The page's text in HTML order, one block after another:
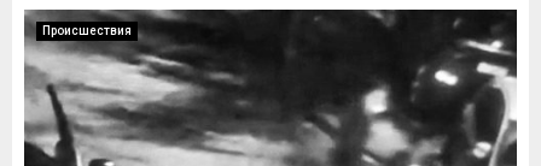
Происшествия